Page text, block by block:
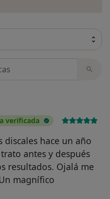
verificada
hace un año
antes y después
resultados. Ojalá me
magnífico